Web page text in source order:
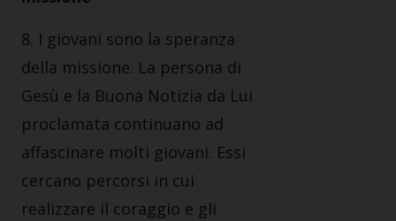
8. I giovani sono la speranza
della missione. La persona di
Gesù e la Buona Notizia da Lui
proclamata continuano ad
affascinare molti giovani. Essi
cercano percorsi in cui
realizzare il coraggio e gli